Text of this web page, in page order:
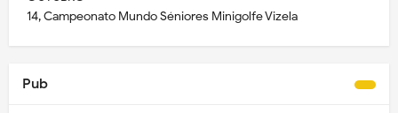
14, Campeonato Mundo Séniores Minigolfe Vizela
Pub